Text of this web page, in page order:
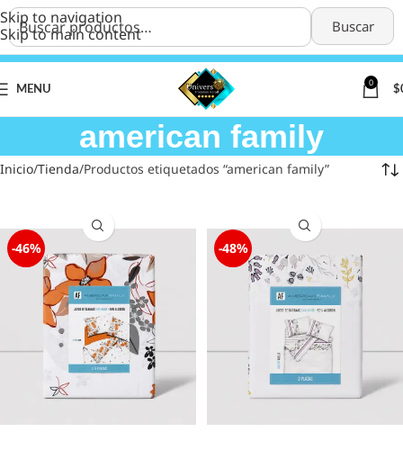
Buscar
Skip to navigation
Skip to main content
MENU
0
$
american family
Inicio Tienda Productos etiquetados “american family”
-46% -48%